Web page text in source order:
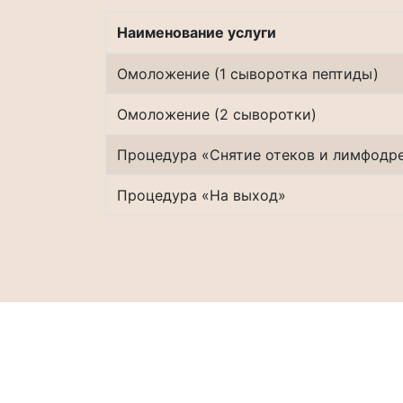
Наименование услуги
Омоложение (1 сыворотка пептиды)
Омоложение (2 сыворотки)
Процедура «Снятие отеков и
Процедура «На выход»